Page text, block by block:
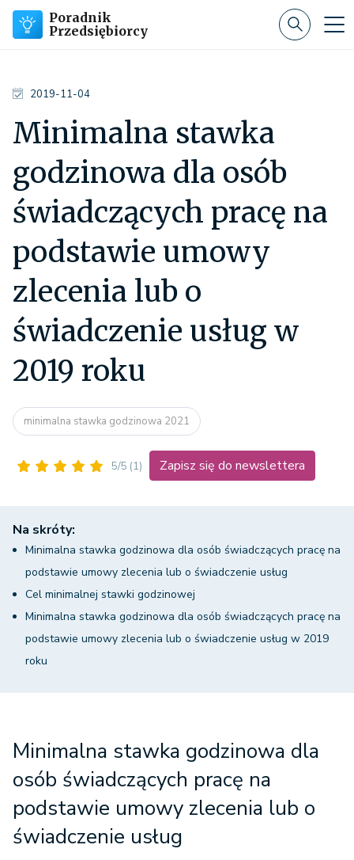
Poradnik
Przedsiębiorcy
2019-11-04
Minimalna stawka
godzinowa dla osób
świadczących pracę na
podstawie umowy
zlecenia lub o
świadczenie usług w
2019 roku
minimalna stawka godzinowa 2021
5/5 (1) Zapisz się do newslettera
Na skróty:
Minimalna stawka godzinowa dla osób świadczących pracę na
podstawie umowy zlecenia lub o świadczenie usług
Cel minimalnej stawki godzinowej
Minimalna stawka godzinowa dla osób świadczących pracę na
podstawie umowy zlecenia lub o świadczenie usług w 2019
roku
Minimalna stawka godzinowa dla
osób świadczących pracę na
podstawie umowy zlecenia lub o
świadczenie usług